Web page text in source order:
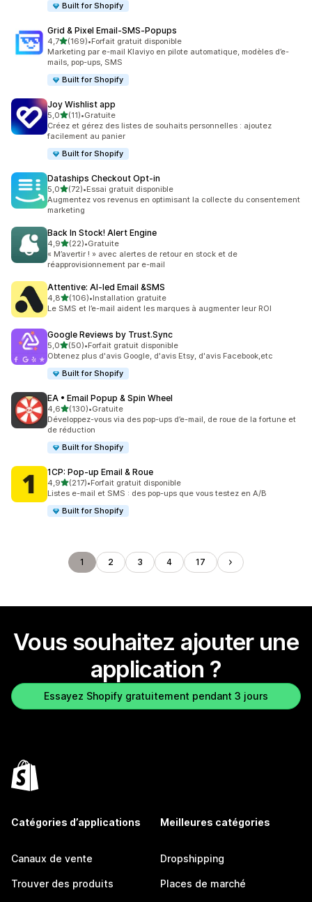
Built for Shopify
Grid & Pixel Email‑SMS‑Popups
4,7étoile(s) sur 5
(169)
169 avis au total
•Forfait gratuit disponible
Marketing par e-mail Klaviyo en pilote automatique, modèles d’e-
mails, pop-ups, SMS
Built for Shopify
Joy Wishlist app
5,0étoile(s) sur 5
(11)
11 avis au total
•Gratuite
Créez et gérez des listes de souhaits personnelles : ajoutez
facilement au panier
Built for Shopify
Dataships Checkout Opt‑in
5,0étoile(s) sur 5
(72)
72 avis au total
•Essai gratuit disponible
Augmentez vos revenus en optimisant la collecte du consentement
marketing
Back In Stock! Alert Engine
4,9étoile(s) sur 5
(22)
22 avis au total
•Gratuite
« M’avertir ! » avec alertes de retour en stock et de
réapprovisionnement par e-mail
Attentive: AI‑led Email &SMS
4,8étoile(s) sur 5
(106)
106 avis au total
•Installation gratuite
Le SMS et l’e-mail aident les marques à augmenter leur ROI
Google Reviews by Trust.Sync
5,0étoile(s) sur 5
(50)
50 avis au total
•Forfait gratuit disponible
Obtenez plus d'avis Google, d'avis Etsy, d'avis Facebook,etc
Built for Shopify
EA • Email Popup & Spin Wheel
4,6étoile(s) sur 5
(130)
130 avis au total
•Gratuite
Développez-vous via des pop-ups d’e-mail, de roue de la fortune et
de réduction
Built for Shopify
1CP: Pop‑up Email & Roue
4,9étoile(s) sur 5
(217)
217 avis au total
•Forfait gratuit disponible
Listes e-mail et SMS : des pop-ups que vous testez en A/B
Built for Shopify
1 2 3 4 17
Vous souhaitez ajouter une
application ?
Essayez Shopify gratuitement pendant 3 jours
Catégories d’applications
Canaux de vente
Trouver des produits
Meilleures catégories
Dropshipping
Places de marché